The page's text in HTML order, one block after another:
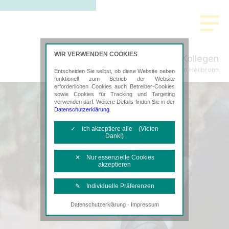
Ritter-Köhnlein & Kollegen
Steuerberatung in Heilbronn
WIR VERWENDEN COOKIES
Entscheiden Sie selbst, ob diese Website neben
funktionell zum Betrieb der Website
erforderlichen Cookies auch Betreiber-Cookies
sowie Cookies für Tracking und Targeting
verwenden darf. Weitere Details finden Sie in der
Datenschutzerklärung
✓ Ich akzeptiere alle (Vielen
Dank!)
✕ Nur essenzielle Cookies
akzeptieren
✎ Individuelle Präferenzen
Notwendige Cookies
Diese Cookies sind erforderlich, um die
Datenschutzerklärung· Impressum